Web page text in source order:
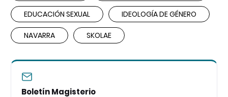
EDUCACIÓN SEXUAL IDEOLOGÍA DE GÉNERO
NAVARRA SKOLAE
Boletín Magisterio